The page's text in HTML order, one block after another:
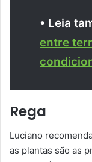
• Leia
entre
Rega
Luciano
as plantas são as